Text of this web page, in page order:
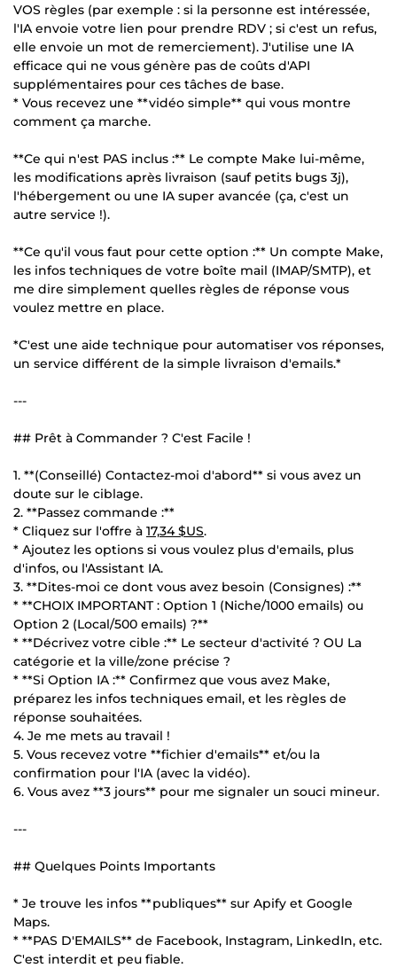
VOS règles (par exemple : si la personne est intéressée,
l'IA envoie votre lien pour prendre RDV ; si c'est un refus,
elle envoie un mot de remerciement). J'utilise une IA
efficace qui ne vous génère pas de coûts d'API
supplémentaires pour ces tâches de base.
* Vous recevez une **vidéo simple** qui vous montre
comment ça marche.
**Ce qui n'est PAS inclus :** Le compte Make lui-même,
les modifications après livraison (sauf petits bugs 3j),
l'hébergement ou une IA super avancée (ça, c'est un
autre service !).
**Ce qu'il vous faut pour cette option :** Un compte Make,
les infos techniques de votre boîte mail (IMAP/SMTP), et
me dire simplement quelles règles de réponse vous
voulez mettre en place.
*C'est une aide technique pour automatiser vos réponses,
un service différent de la simple livraison d'emails.*
---
## Prêt à Commander ? C'est Facile !
1. **(Conseillé) Contactez-moi d'abord** si vous avez un
doute sur le ciblage.
2. **Passez commande :**
* Cliquez sur l'offre à 17,34 $US.
* Ajoutez les options si vous voulez plus d'emails, plus
d'infos, ou l'Assistant IA.
3. **Dites-moi ce dont vous avez besoin (Consignes) :**
* **CHOIX IMPORTANT : Option 1 (Niche/1000 emails) ou
Option 2 (Local/500 emails) ?**
* **Décrivez votre cible :** Le secteur d'activité ? OU La
catégorie et la ville/zone précise ?
* **Si Option IA :** Confirmez que vous avez Make,
préparez les infos techniques email, et les règles de
réponse souhaitées.
4. Je me mets au travail !
5. Vous recevez votre **fichier d'emails** et/ou la
confirmation pour l'IA (avec la vidéo).
6. Vous avez **3 jours** pour me signaler un souci mineur.
---
## Quelques Points Importants
* Je trouve les infos **publiques** sur Apify et Google
Maps.
* **PAS D'EMAILS** de Facebook, Instagram, LinkedIn, etc.
C'est interdit et peu fiable.